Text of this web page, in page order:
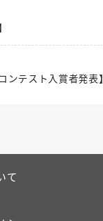
ンテスト入賞者発表】
て